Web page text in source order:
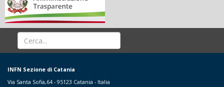
INFN Sezione di Catania
Via Santa Sofia,64 - 95123 Catania - Italia